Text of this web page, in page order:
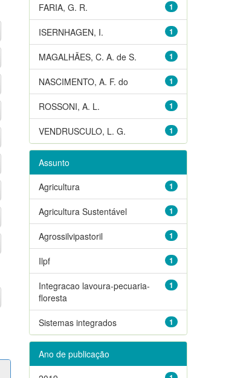
1
FARIA, G. R.
1
ISERNHAGEN, I.
1
MAGALHÃES, C. A. de S.
1
NASCIMENTO, A. F. do
1
ROSSONI, A. L.
1
VENDRUSCULO, L. G.
Assunto
1
Agricultura
1
Agricultura Sustentável
1
Agrossilvipastoril
1
Ilpf
1
Integracao lavoura-pecuaria-
floresta
1
Sistemas integrados
Ano de publicação